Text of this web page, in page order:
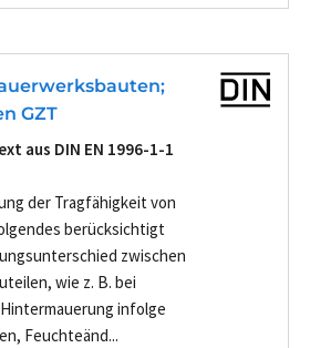
GZT
aus DIN EN 1996-1-1
der Tragfähigkeit von
berücksichtigt
zwischen
wie z. B. bei
infolge
Feuchteänd...